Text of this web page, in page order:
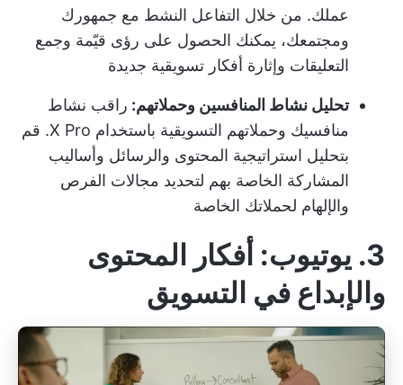
عملك. من خلال التفاعل النشط مع جمهورك
ومجتمعك، يمكنك الحصول على رؤى قيّمة وجمع
التعليقات وإثارة أفكار تسويقية جديدة
تحليل نشاط المنافسين وحملاتهم: راقب نشاط
منافسيك وحملاتهم التسويقية باستخدام X Pro. قم
بتحليل استراتيجية المحتوى والرسائل وأساليب
المشاركة الخاصة بهم لتحديد مجالات الفرص
والإلهام لحملاتك الخاصة
3. يوتيوب: أفكار المحتوى
والإبداع في التسويق